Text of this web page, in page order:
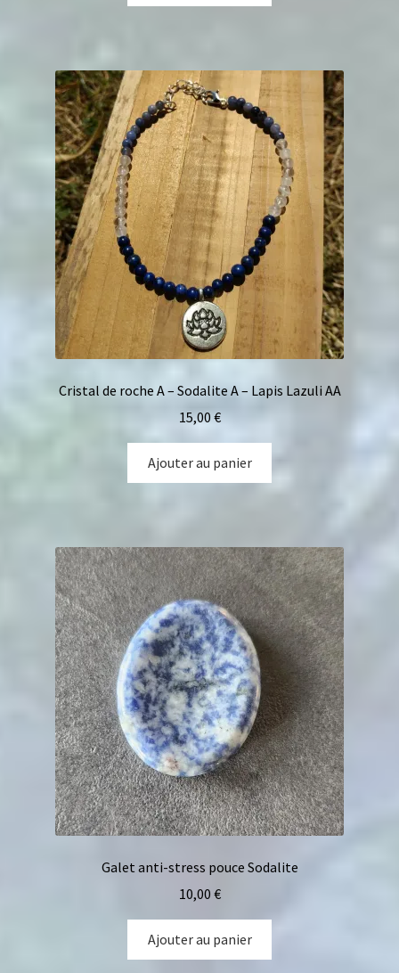
Cristal de roche A – Sodalite A – Lapis Lazuli AA
15,00€
Ajouter au panier
Galet anti-stress pouce Sodalite
10,00 €
Ajouter au panier